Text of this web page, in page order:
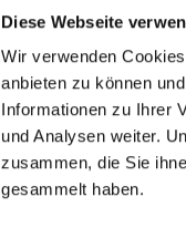
Diese Webseite
Wir verwenden
anbieten zu können
Informationen zu Ihrer
und Analysen weiter.
zusammen, die Sie
gesammelt haben.
Katholische